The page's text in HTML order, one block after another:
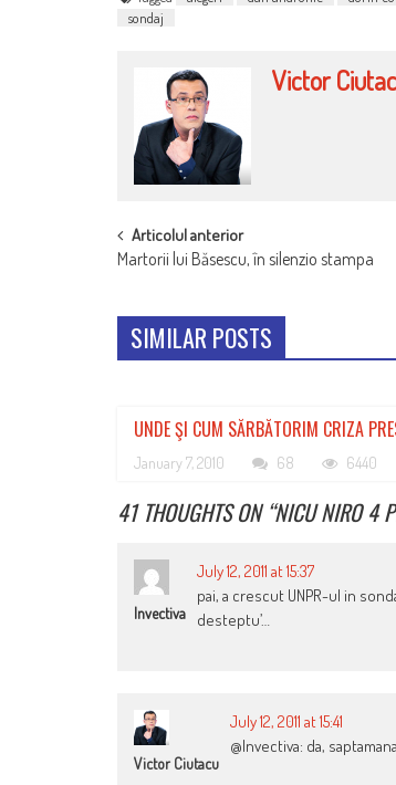
sondaj
Victor
POST
NAVIGATION
Articolul anterior
Martorii lui Băsescu, în silenzio stampa
SIMILAR POSTS
UNDE ŞI CUM SĂRBĂTORIM CRIZA
January 7, 2010 68 6440
41 THOUGHTS ON “NICU NIRO 4
Invectiva
July 12, 2011 at 15:37
pai, a crescut UNPR-ul in
desteptu’…
Victor Ciutacu
July 12, 2011 at 15:41
@Invectiva: da,